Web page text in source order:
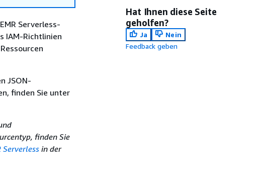
Serverless-
IAM-Richtlinien
JSON-
finden Sie unter
finden Sie
in der
Hat Ihnen diese Seite
geholfen?
Ja
Nein
Feedback geben